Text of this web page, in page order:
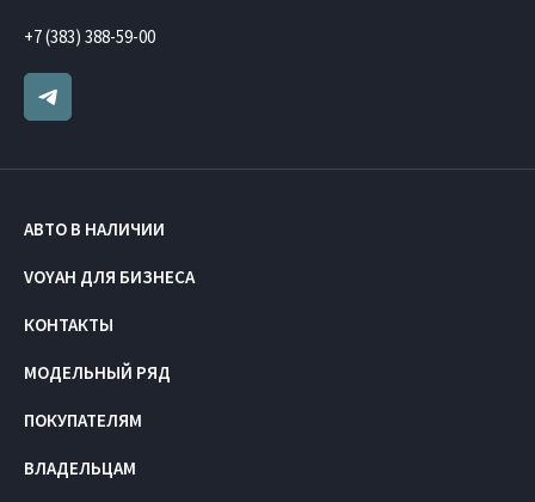
+7 (383) 388-59-00
АВТО В НАЛИЧИИ
VOYAH ДЛЯ БИЗНЕСА
КОНТАКТЫ
МОДЕЛЬНЫЙ РЯД
ПОКУПАТЕЛЯМ
ВЛАДЕЛЬЦАМ